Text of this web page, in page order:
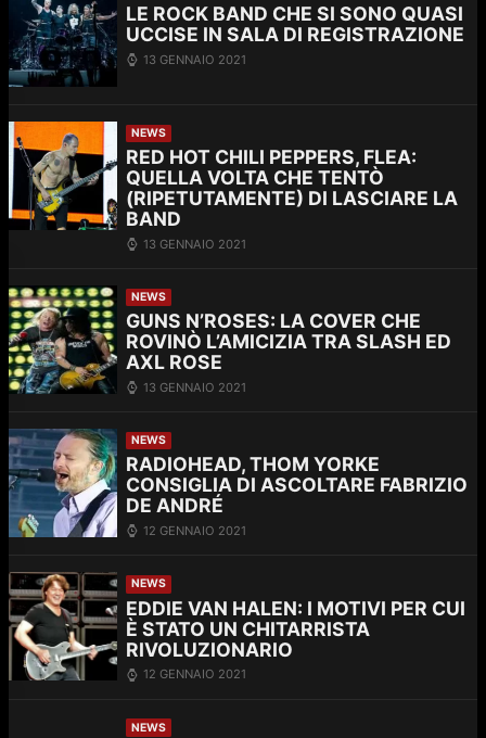
LE ROCK BAND CHE SI SONO QUASI
UCCISE IN SALA DI REGISTRAZIONE
13 GENNAIO 2021
NEWS
RED HOT CHILI PEPPERS, FLEA:
QUELLA VOLTA CHE TENTÒ
(RIPETUTAMENTE) DI LASCIARE LA
BAND
13 GENNAIO 2021
NEWS
GUNS N’ROSES: LA COVER CHE
ROVINÒ L’AMICIZIA TRA SLASH ED
AXL ROSE
13 GENNAIO 2021
NEWS
RADIOHEAD, THOM YORKE
CONSIGLIA DI ASCOLTARE FABRIZIO
DE ANDRÉ
12 GENNAIO 2021
NEWS
EDDIE VAN HALEN: I MOTIVI PER CUI
È STATO UN CHITARRISTA
RIVOLUZIONARIO
12 GENNAIO 2021
NEWS